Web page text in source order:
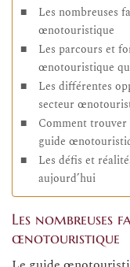
Les nombreuses
œnotouristique
Les parcours et
œnotouristique
Les différentes
secteur
Comment
guide
Les défis et
aujourd’hui
Les nombreuses
œnotouristique